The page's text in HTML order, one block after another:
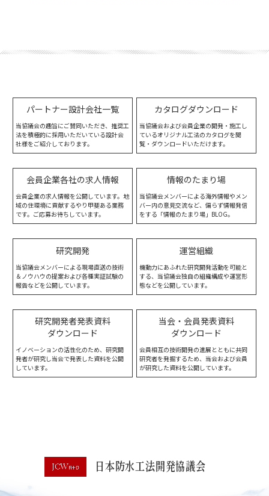
パートナー設計会社一覧
当協議会の趣旨にご賛同いただき、推奨工
法を積極的に採用いただいている設計会
社様をご紹介しております。
カタログダウンロード
当協議会および会員企業の開発・施工し
ているオリジナル工法のカタログを閲
覧・ダウンロードいただけます。
会員企業各社の求人情報
会員企業の求人情報を公開しています。地
域の住環境に貢献するやり甲斐ある業務
です。ご応募お待ちしています。
情報のたまり場
当協議会メンバーによる海外情報やメン
バー内の意見交流など、偏らず情報発信
をする「情報のたまり場」BLOG。
研究開発
当協議会メンバーによる現場直送の技術
＆ノウハウの提案および各種実証試験の
報告などを公開しています。
運営組織
機動力にあふれた研究開発活動を可能と
する、当協議会独自の組織構成や運営形
態などを公開しています。
研究開発者発表資料
ダウンロード
イノベーションの活性化のため、研究開
発者が研究し当会で発表した資料を公開
しています。
当会・会員発表資料
ダウンロード
会員相互の技術開発の進展とともに共同
研究者を発掘するため、当会および会員
が研究した資料を公開しています。
日本防水工法開発協議会